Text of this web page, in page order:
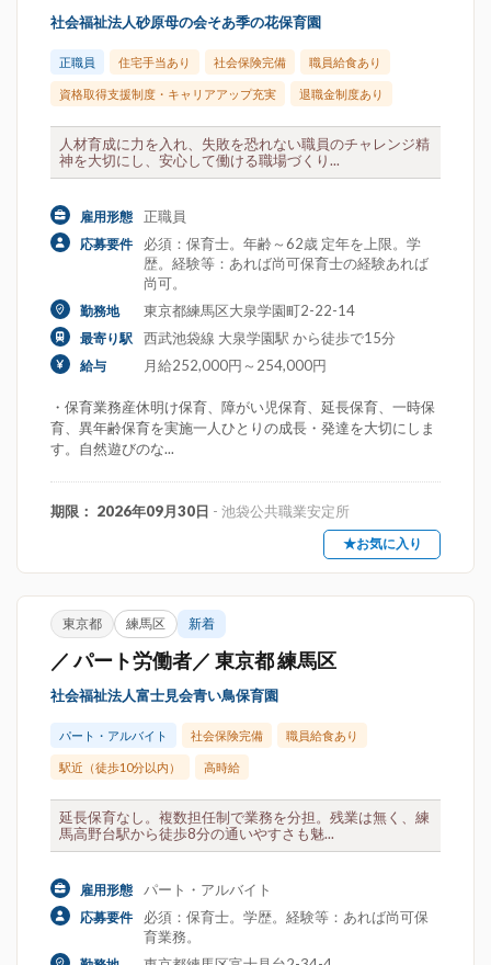
社会福祉法人砂原母の会そあ季の花保育園
正職員 住宅手当あり 社会保険完備 職員給食あり
資格取得支援制度・キャリアアップ充実 退職金制度あり
人材育成に力を入れ、失敗を恐れない職員のチャレンジ精
神を大切にし、安心して働ける職場づくり...
雇用形態 正職員
応募要件
必須：保育士。年齢～62歳 定年を上限。学
歴。経験等：あれば尚可保育士の経験あれば
尚可。
勤務地 東京都練馬区大泉学園町2-22-14
最寄り駅 西武池袋線 大泉学園駅 から徒歩で15分
給与 月給252,000円～254,000円
・保育業務産休明け保育、障がい児保育、延長保育、一時保
育、異年齢保育を実施一人ひとりの成長・発達を大切にしま
す。自然遊びのな...
期限： 2026年09月30日 - 池袋公共職業安定所
★お気に入り
東京都 練馬区 新着
／ パート労働者／ 東京都 練馬区
社会福祉法人富士見会青い鳥保育園
パート・アルバイト 社会保険完備 職員給食あり
駅近（徒歩10分以内） 高時給
延長保育なし。複数担任制で業務を分担。残業は無く、練
馬高野台駅から徒歩8分の通いやすさも魅...
雇用形態 パート・アルバイト
応募要件
必須：保育士。学歴。経験等：あれば尚可保
育業務。